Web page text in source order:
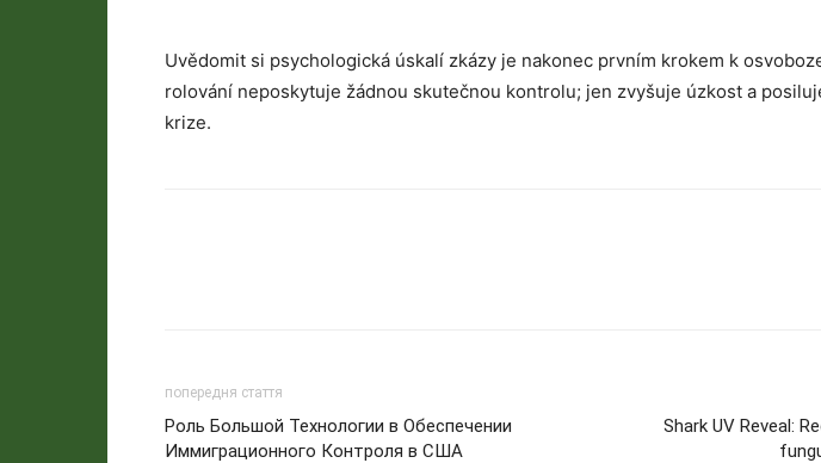
Uvědomit si psychologická úskalí zkázy je nakonec prvním krokem k
rolování neposkytuje žádnou skutečnou kontrolu; jen zvyšuje úzkost a
krize.
попередня стаття
Роль Большой Технологии в Обеспечении
Иммиграционного Контроля в США
Shark UV Reveal: